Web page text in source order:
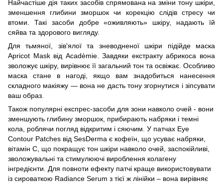
Найчастіше дія таких засобів спрямована на зміни тону шкіри,
зменшення глибини зморшок чи корекцію слідів стресу чи
втоми. Такі засоби добре «оживляють» шкіру, надають їй
сяйва та здорового вигляду.
Для тьмяної, зів'ялої та зневодненої шкіри підійде маска
Apricot Maskвід Acadèmie. Завдяки екстракту абрикоса вона
зволожує шкіру, вирівнює її загальний тон та освіжає. Особливо
маска стане в нагоді, якщо вам знадобиться нанесення
складного макіяжу — вона не дасть тону згорнутися і зіпсувати
ваш образ.
Також популярні експрес-засоби для зони навколо очей - вони
зменшують глибину зморшок, прибирають набряки і темні
кола, роблячи погляд відкритим і сяючим. У патчах Eye
Contour Patches від SesDerma є кофеїн, що усуває набряки,
вітамін C, що покращує тон шкіри навколо очей, заспокійливі,
зволожувальні та стимулюючі вироблення колагену
інгредієнти. Для повноти ефекту патчі краще використовувати
із сироваткою Radiance Serum з тієї ж лінійки – вона вирівняє